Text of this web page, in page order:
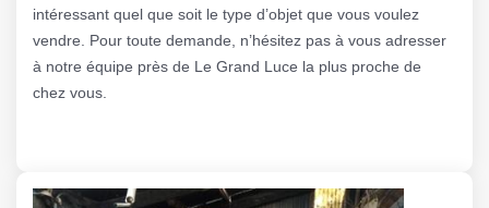
intéressant quel que soit le type d’objet que vous voulez
vendre. Pour toute demande, n’hésitez pas à vous adresser
à notre équipe près de Le Grand Luce la plus proche de
chez vous.